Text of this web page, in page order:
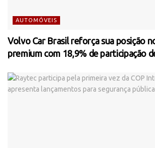
AUTOMÓVEIS
Volvo Car Brasil reforça sua posição
premium com 18,9% de participação